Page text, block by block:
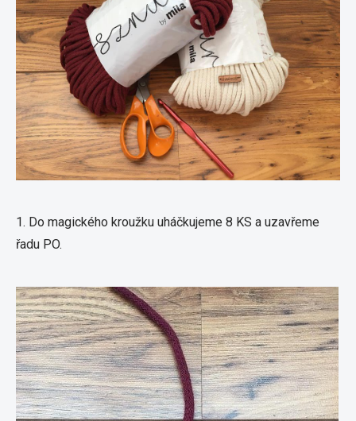
1. Do magického kroužku uháčkujeme 8 KS a uzavřeme
řadu PO.